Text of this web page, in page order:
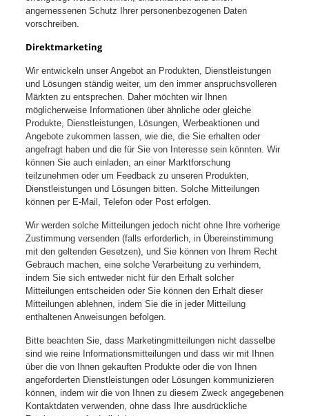
angemessenen Schutz Ihrer personenbezogenen Daten
vorschreiben.
Direktmarketing
Wir entwickeln unser Angebot an Produkten, Dienstleistungen
und Lösungen ständig weiter, um den immer anspruchsvolleren
Märkten zu entsprechen. Daher möchten wir Ihnen
möglicherweise Informationen über ähnliche oder gleiche
Produkte, Dienstleistungen, Lösungen, Werbeaktionen und
Angebote zukommen lassen, wie die, die Sie erhalten oder
angefragt haben und die für Sie von Interesse sein könnten. Wir
können Sie auch einladen, an einer Marktforschung
teilzunehmen oder um Feedback zu unseren Produkten,
Dienstleistungen und Lösungen bitten. Solche Mitteilungen
können per E-Mail, Telefon oder Post erfolgen.
Wir werden solche Mitteilungen jedoch nicht ohne Ihre vorherige
Zustimmung versenden (falls erforderlich, in Übereinstimmung
mit den geltenden Gesetzen), und Sie können von Ihrem Recht
Gebrauch machen, eine solche Verarbeitung zu verhindern,
indem Sie sich entweder nicht für den Erhalt solcher
Mitteilungen entscheiden oder Sie können den Erhalt dieser
Mitteilungen ablehnen, indem Sie die in jeder Mitteilung
enthaltenen Anweisungen befolgen.
Bitte beachten Sie, dass Marketingmitteilungen nicht dasselbe
sind wie reine Informationsmitteilungen und dass wir mit Ihnen
über die von Ihnen gekauften Produkte oder die von Ihnen
angeforderten Dienstleistungen oder Lösungen kommunizieren
können, indem wir die von Ihnen zu diesem Zweck angegebenen
Kontaktdaten verwenden, ohne dass Ihre ausdrückliche